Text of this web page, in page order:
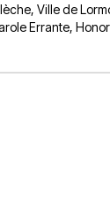
Ville de
Errante,